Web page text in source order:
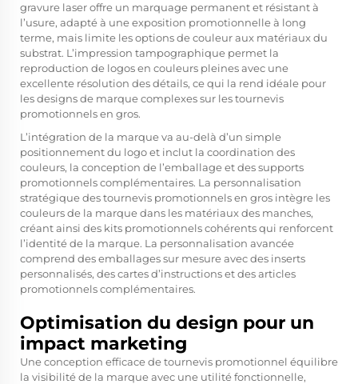
gravure laser offre un marquage permanent et résistant à
l’usure, adapté à une exposition promotionnelle à long
terme, mais limite les options de couleur aux matériaux du
substrat. L’impression tampographique permet la
reproduction de logos en couleurs pleines avec une
excellente résolution des détails, ce qui la rend idéale pour
les designs de marque complexes sur les tournevis
promotionnels en gros.
L’intégration de la marque va au-delà d’un simple
positionnement du logo et inclut la coordination des
couleurs, la conception de l’emballage et des supports
promotionnels complémentaires. La personnalisation
stratégique des tournevis promotionnels en gros intègre les
couleurs de la marque dans les matériaux des manches,
créant ainsi des kits promotionnels cohérents qui renforcent
l’identité de la marque. La personnalisation avancée
comprend des emballages sur mesure avec des inserts
personnalisés, des cartes d’instructions et des articles
promotionnels complémentaires.
Optimisation du design pour un
impact marketing
Une conception efficace de tournevis promotionnel équilibre
la visibilité de la marque avec une utilité fonctionnelle,